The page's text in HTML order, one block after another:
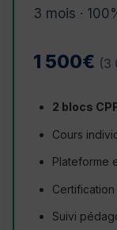
3 mois ·
1 500€ (3
2 blocs
Cours
Plateforme
Suivi